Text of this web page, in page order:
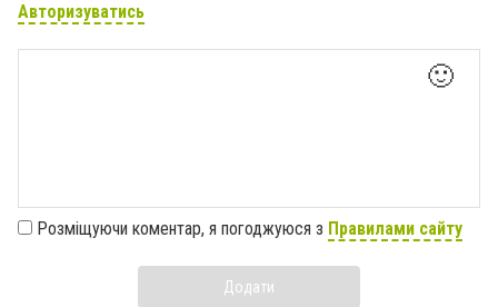
Авторизуватись
🙂
Розміщуючи коментар, я погоджуюся з Правилами сайту
Додати